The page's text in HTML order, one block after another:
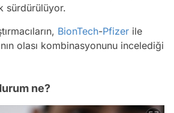
sürdürülüyor.
BionTech-Pfizer ile
olası kombinasyonunu incelediği
ne?